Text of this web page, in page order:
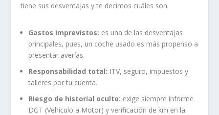
tiene sus desventajas y te decimos cuáles son:
Gastos imprevistos: es una de las desventajas
principales, pues, un coche usado es más propenso a
presentar averías.
Responsabilidad total: ITV, seguro, impuestos y
talleres por tu cuenta.
Riesgo de historial oculto: exige siempre informe
DGT (Vehículo a Motor) y verificación de km en la